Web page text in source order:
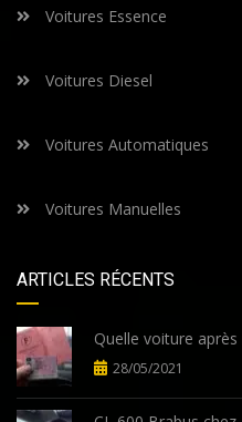
Voitures Essence
Voitures Diesel
Voitures Automatiques
Voitures Manuelles
ARTICLES RÉCENTS
Quelle voiture
28/05/2021